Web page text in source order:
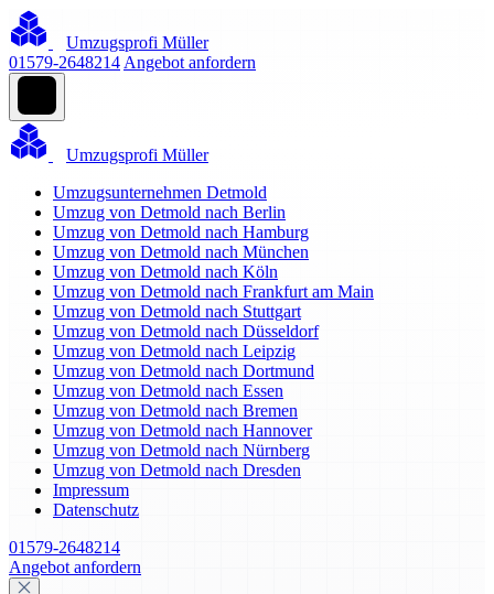
Umzugsprofi Müller
01579-2648214 Angebot anfordern
Umzugsprofi Müller
Umzugsunternehmen Detmold
Umzug von Detmold nach Berlin
Umzug von Detmold nach Hamburg
Umzug von Detmold nach München
Umzug von Detmold nach Köln
Umzug von Detmold nach Frankfurt am Main
Umzug von Detmold nach Stuttgart
Umzug von Detmold nach Düsseldorf
Umzug von Detmold nach Leipzig
Umzug von Detmold nach Dortmund
Umzug von Detmold nach Essen
Umzug von Detmold nach Bremen
Umzug von Detmold nach Hannover
Umzug von Detmold nach Nürnberg
Umzug von Detmold nach Dresden
Impressum
Datenschutz
01579-2648214
Angebot anfordern